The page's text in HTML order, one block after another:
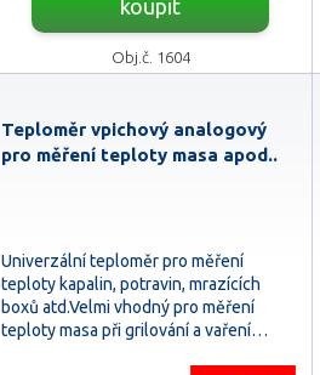
koupit
Obj.č. 1604
Teploměr vpichový analogový
pro měření teploty masa apod..
Univerzální teploměr pro měření
teploty kapalin, potravin, mrazících
boxů atd.Velmi vhodný pro měření
teploty masa při grilování a vaření…